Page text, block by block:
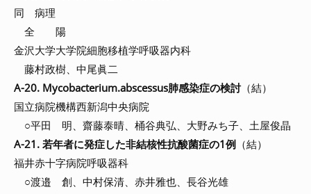
同 病理
全 陽
金沢大学大学院細胞移植学呼吸器内科
藤村政樹、中尾眞二
A-20. Mycobacterium.abscessus肺感染症の検討（結）
国立病院機構西新潟中央病院
○平田 明、齋藤泰晴、桶谷典弘、大野みち子、土屋俊晶
A-21. 若年者に発症した非結核性抗酸菌症の1例 （結）
福井赤十字病院呼吸器科
○渡邉 創、中村保清、赤井雅也、長谷光雄